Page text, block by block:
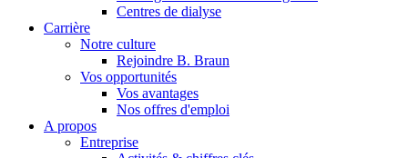
En dialogue avec B. Braun. Contactez-nous.
Centres de dialyse
Carrière
Notre culture
Rejoindre B. Braun
Vos opportunités
Vos avantages
Nos offres d'emploi
A propos
Entreprise